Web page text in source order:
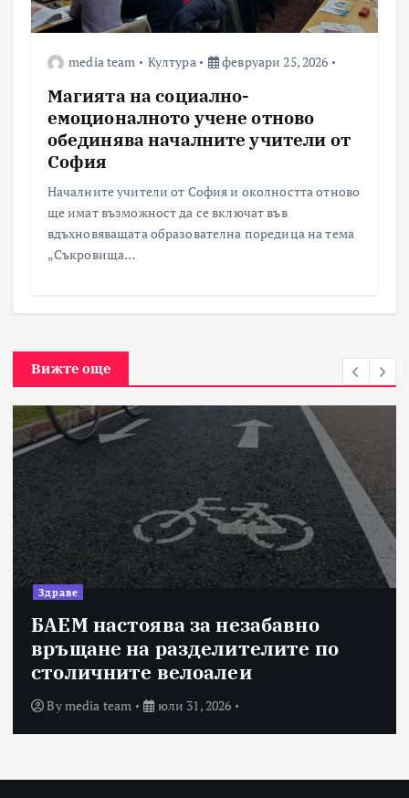
media team Култура февруари 25, 2026
Магията на социално-
емоционалното учене отново
обединява началните учители от
София
Началните учители от София и околността отново
ще имат възможност да се включат във
вдъхновяващата образователна поредица на тема
„Съкровища…
Вижте още
Здраве
БАЕМ настоява за незабавно
връщане на разделителите по
столичните велоалеи
Bymedia team юли 31, 2026